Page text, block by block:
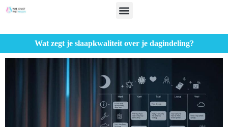
Wat zegt je slaapkwaliteit over je dagindeling?